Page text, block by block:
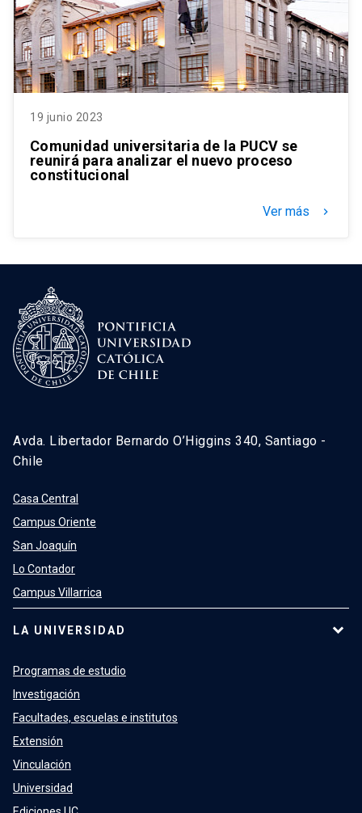
19 junio 2023
Comunidad universitaria de la PUCV se
reunirá para analizar el nuevo proceso
constitucional
Ver más keyboard_arrow_right
Avda. Libertador Bernardo O’Higgins 340, Santiago -
Chile
Casa Central
Campus Oriente
San Joaquín
Lo Contador
Campus Villarrica
LA UNIVERSIDAD
Programas de estudio
Investigación
Facultades, escuelas e institutos
Extensión
Vinculación
Universidad